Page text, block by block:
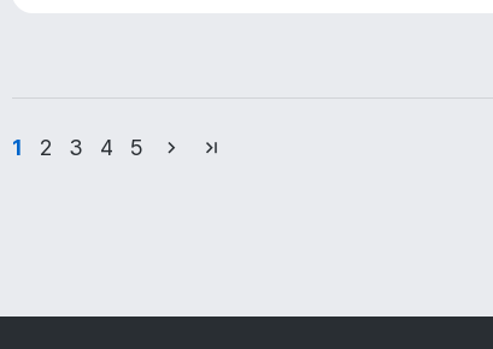
1 2 3 4 5